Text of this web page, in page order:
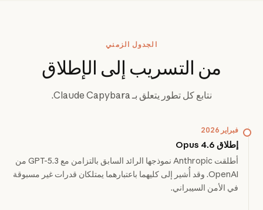
الجدول الزمني
من التسريب إلى الإطلاق
نتابع كل تطور يتعلق بـ Claude Capybara.
فبراير 2026
إطلاق Opus 4.6
أطلقت Anthropic نموذجها الرائد السابق بالتزامن مع GPT-5.3 من
OpenAI. وقد أُشير إلى كليهما باعتبارهما يمتلكان قدرات غير مسبوقة
في الأمن السيبراني.